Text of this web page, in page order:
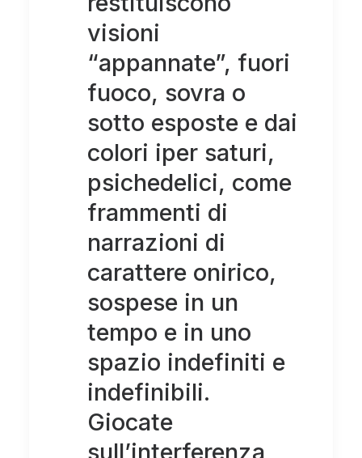
visioni
“appannate”, fuori
fuoco, sovra o
sotto esposte e dai
colori iper saturi,
psichedelici, come
frammenti di
narrazioni di
carattere onirico,
sospese in un
tempo e in uno
spazio indefiniti e
indefinibili.
Giocate
sull’interferenza